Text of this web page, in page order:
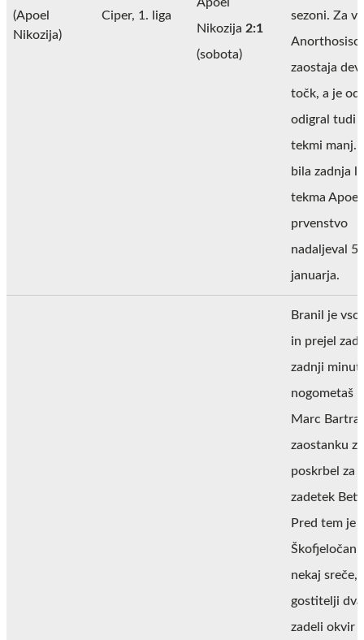
(Apoel
Nikozija)
Ciper, 1. liga
Nikozija 2:1
(sobota)
sezoni. Za
zaostaja
točk, a je od
odigral tudi
tekmi manj.
bila zadnja
tekma
prvenstvo
nadaljeval 5.
januarja.
Branil je vso
in prejel
zadnji
nogometaš
Marc Bartra
zaostanku z
poskrbel za
zadetek
Pred tem je
Škofjeločan
nekaj sreče,
gostitelji
zadeli okvir